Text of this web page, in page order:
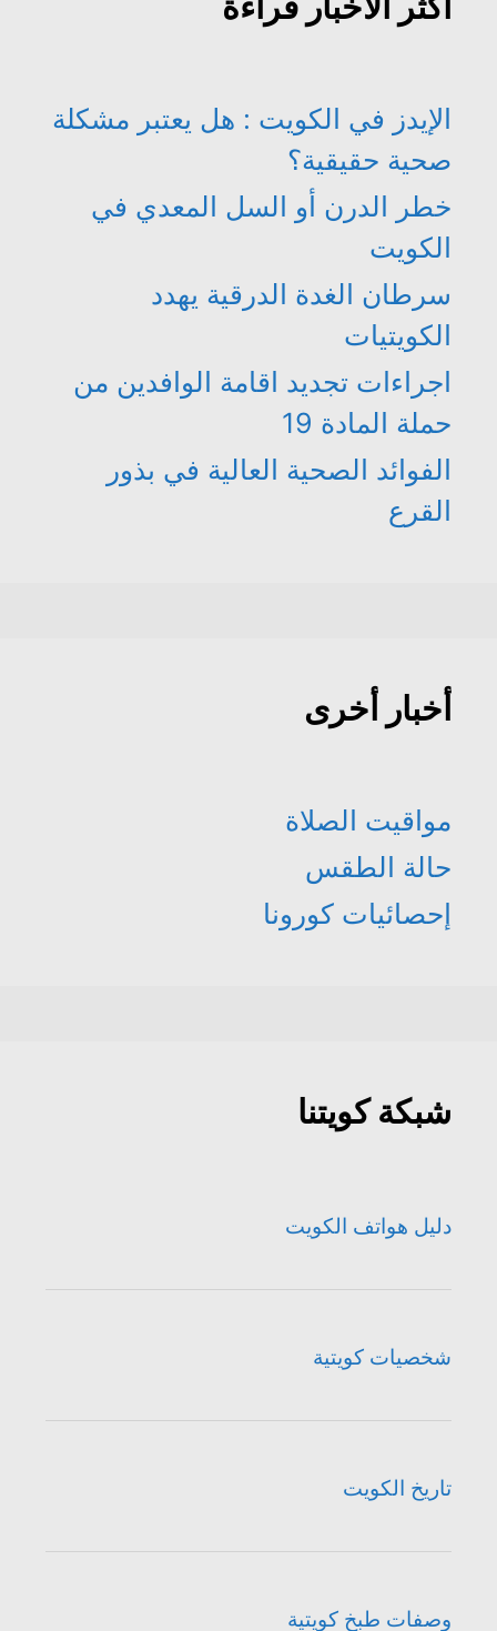
الإيدز في الكويت : هل يعتبر مشكلة
صحية حقيقية؟
خطر الدرن أو السل المعدي في
الكويت
سرطان الغدة الدرقية يهدد
الكويتيات
اجراءات تجديد اقامة الوافدين من
حملة المادة 19
الفوائد الصحية العالية في بذور
القرع
أخبار أخرى
مواقيت الصلاة
حالة الطقس
إحصائيات كورونا
شبكة كويتنا
دليل هواتف الكويت
شخصيات كويتية
تاريخ الكويت
وصفات طبخ كويتية